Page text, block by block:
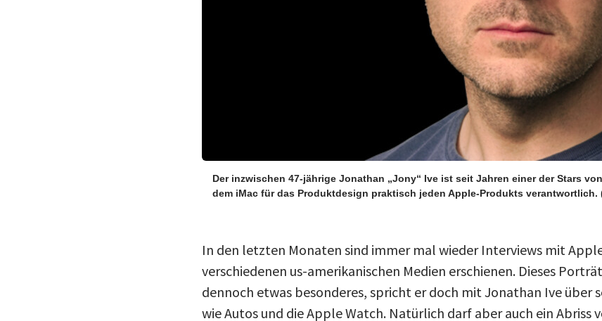
Der inzwischen 47-jährige Jonathan „Jony“ Ive ist seit Jahren einer der Stars
dem iMac für das Produktdesign praktisch jeden Apple-Produkts verantwortlich.
In den letzten Monaten sind immer mal wieder Interviews mit
verschiedenen us-amerikanischen Medien erschienen. Dieses
dennoch etwas besonderes, spricht er doch mit Jonathan Ive über
wie Autos und die Apple Watch. Natürlich darf aber auch ein Abriss